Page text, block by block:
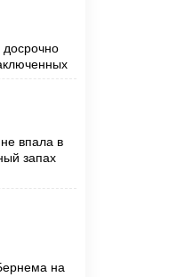
впала в
запах
на